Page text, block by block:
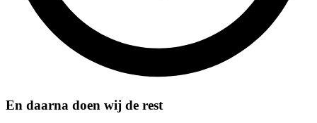
En daarna doen wij de rest